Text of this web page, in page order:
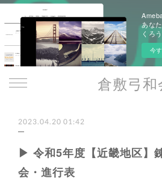
あな
くろう
今
倉敷弓和
2023.04.20 01:42
▶ 令和5年度【近畿地区】
会・進行表